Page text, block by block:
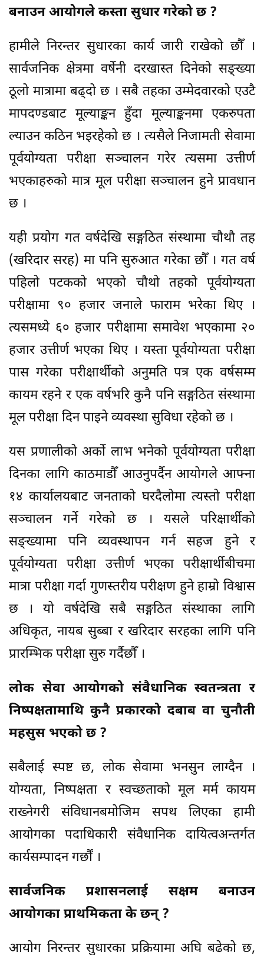
बनाउन आयोगले कस्ता सुधार गरेको छ ?
हामीले निरन्तर सुधारका कार्य जारी राखेको छौँ ।
सार्वजनिक क्षेत्रमा वर्षेनी दरखास्त दिनेको सङ्ख्या
ठूलो मात्रामा बढ्दो छ । सबै तहका उम्मेदवारको एउटै
मापदण्डबाट मूल्याङ्कन हुँदा मूल्याङ्कनमा एकरुपता
ल्याउन कठिन भइरहेको छ । त्यसैले निजामती सेवामा
पूर्वयोग्यता परीक्षा सञ्चालन गरेर त्यसमा उत्तीर्ण
भएकाहरुको मात्र मूल परीक्षा सञ्चालन हुने प्रावधान
छ ।
यही प्रयोग गत वर्षदेखि सङ्गठित संस्थामा चौथौ तह
(खरिदार सरह) मा पनि सुरुआत गरेका छौँ । गत वर्ष
पहिलो पटकको भएको चौथो तहको पूर्वयोग्यता
परीक्षामा ९० हजार जनाले फाराम भरेका थिए ।
त्यसमध्ये ६० हजार परीक्षामा समावेश भएकामा २०
हजार उत्तीर्ण भएका थिए । यस्ता पूर्वयोग्यता परीक्षा
पास गरेका परीक्षार्थीको अनुमति पत्र एक वर्षसम्म
कायम रहने र एक वर्षभरि कुनै पनि सङ्गठित संस्थामा
मूल परीक्षा दिन पाइने व्यवस्था सुविधा रहेको छ ।
यस प्रणालीको अर्काे लाभ भनेको पूर्वयोग्यता परीक्षा
दिनका लागि काठमाडौँ आउनुपर्दैन आयोगले आफ्ना
१४ कार्यालयबाट जनताको घरदैलोमा त्यस्तो परीक्षा
सञ्चालन गर्ने गरेको छ । यसले परिक्षार्थीको
सङ्ख्यामा पनि व्यवस्थापन गर्न सहज हुने र
पूर्वयोग्यता परीक्षा उत्तीर्ण भएका परीक्षार्थीबीचमा
मात्रा परीक्षा गर्दा गुणस्तरीय परीक्षण हुने हाम्रो विश्वास
छ । यो वर्षदेखि सबै सङ्गठित संस्थाका लागि
अधिकृत, नायब सुब्बा र खरिदार सरहका लागि पनि
प्रारम्भिक परीक्षा सुरु गर्दैछौँ ।
लोक सेवा आयोगको संवैधानिक स्वतन्त्रता र
निष्पक्षतामाथि कुनै प्रकारको दबाब वा चुनौती
महसुस भएको छ ?
सबैलाई स्पष्ट छ, लोक सेवामा भनसुन लाग्दैन ।
योग्यता, निष्पक्षता र स्वच्छताको मूल मर्म कायम
राख्नेगरी संविधानबमोजिम सपथ लिएका हामी
आयोगका पदाधिकारीे संवैधानिक दायित्वअन्तर्गत
कार्यसम्पादन गर्छौं ।
सार्वजनिक प्रशासनलाई सक्षम बनाउन
आयोगका प्राथमिकता के छन् ?
आयोग निरन्तर सुधारका प्रक्रियामा अघि बढेको छ,